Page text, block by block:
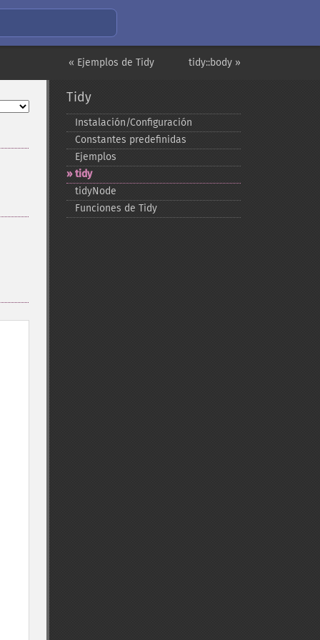
tidy::body »
« Ejemplos de Tidy
Tidy
Instalación/Configuración
Constantes predefinidas
Ejemplos
tidy
tidyNode
Funciones de Tidy